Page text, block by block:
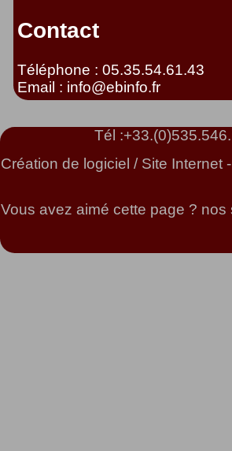
Contact
Téléphone : 05.35.54.61.43
Email : info@ebinfo.fr
Tél :
Création de logiciel / Site
Vous avez aimé cette page ?